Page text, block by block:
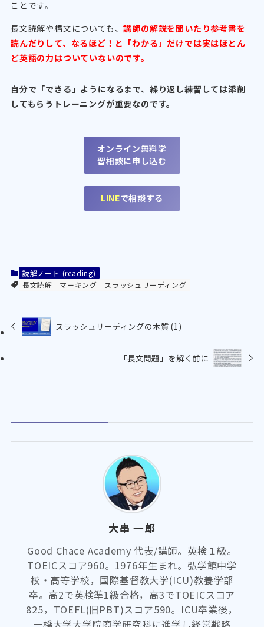
ことです。
長文読解や構文についても、講師の解説を聞いたり参考書を
読んだりして、なるほど！と「わかる」だけでは実はほとん
ど英語の力はついていないのです。
自分で「できる」ようになるまで、繰り返し練習しては添削
してもらうトレーニングが重要なのです。
オンライン無料学
習相談に申し込む
LINEで相談する
読解ノート (reading)
長文読解
マーキング スラッシュリーディング
スラッシュリーディングの本質 (1)
「長文問題」を解く前に
大串 一郎
Good Chace Academy 代表/講師。英検１級。
TOEICスコア960。1976年生まれ。弘学館中学
校・高等学校，国際基督教大学(ICU)教養学部
卒。高2で英検準1級合格，高3でTOEICスコア
825，TOEFL(旧PBT)スコア590。ICU卒業後，
一橋大学大学院商学研究科に進学し経営戦略